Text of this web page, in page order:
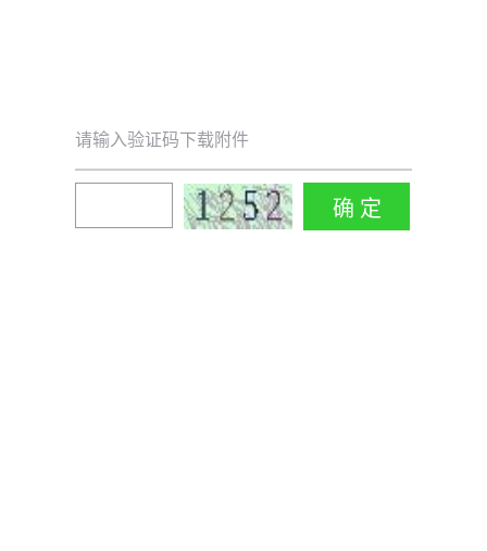
请输入验证码下载附件